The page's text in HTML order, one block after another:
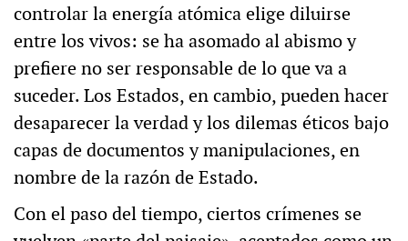
controlar la energía atómica elige diluirse
entre los vivos: se ha asomado al abismo y
prefiere no ser responsable de lo que va a
suceder. Los Estados, en cambio, pueden hacer
desaparecer la verdad y los dilemas éticos bajo
capas de documentos y manipulaciones, en
nombre de la razón de Estado.
Con el paso del tiempo, ciertos crímenes se